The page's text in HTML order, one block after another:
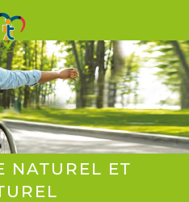
NATUREL ET